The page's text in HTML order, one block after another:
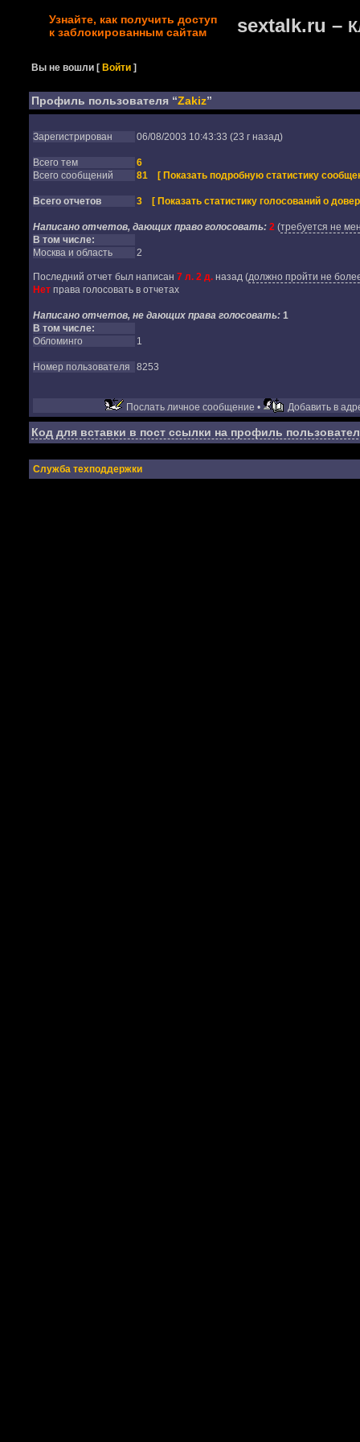
Узнайте, как получить доступ
к заблокированным сайтам
sextalk.ru –
Вы не вошли [Войти ]
Профиль пользователя “Zakiz”
Зарегистрирован 06/08/2003 10:43:33 (23 г назад)
Всего тем
6
Всего сообщений
81 [ Показать подробную статистику
Всего отчетов 3 [ Показать статистику голосований о
Написано отчетов, дающих право голосовать: 2(требуется не
В том числе:
Москва и область
2
Последний отчет был написан 7 л. 2 д.назад(должно пройти не
Нетправа голосовать в отчетах
Написано отчетов, не дающих права голосовать: 1
В том числе:
Обломинго
1
Номер пользователя 8253
Послать личное сообщение • Добавить в
Код для вставки в пост ссылки на профиль
Служба техподдержки